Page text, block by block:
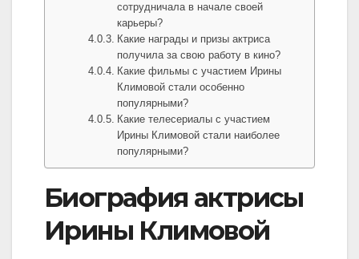
сотрудничала в начале своей
карьеры?
Какие награды и призы актриса
получила за свою работу в кино?
Какие фильмы с участием Ирины
Климовой стали особенно
популярными?
Какие телесериалы с участием
Ирины Климовой стали наиболее
популярными?
Биография актрисы
Ирины Климовой